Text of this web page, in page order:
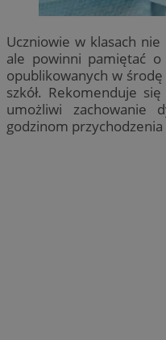
Uczniowie w klasach
ale powinni pamiętać
opublikowanych w środę
szkół. Rekomenduje
umożliwi zachowanie
godzinom przychodzenia